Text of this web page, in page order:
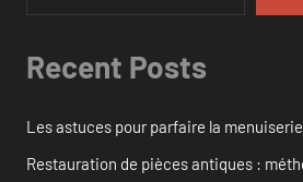
Recent Posts
Les astuces pour parfaire la
Restauration de pièces antiques :